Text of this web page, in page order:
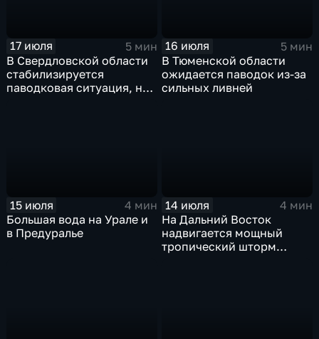
17 июля
5 мин
В Свердловской области
стабилизируется
паводковая ситуация, но
16 июля
5 мин
В Тюменской области
ожидается паводок из-за
сильных ливней
15 июля
4 мин
Большая вода на Урале и
в Предуралье
14 июля
4 мин
На Дальний Восток
надвигается мощный
тропический шторм